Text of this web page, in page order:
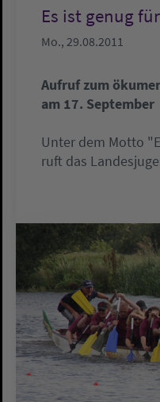
Es ist genug
Mo., 29.08.2011
Aufruf zum
am 17. September
Unter dem Motto
ruft das